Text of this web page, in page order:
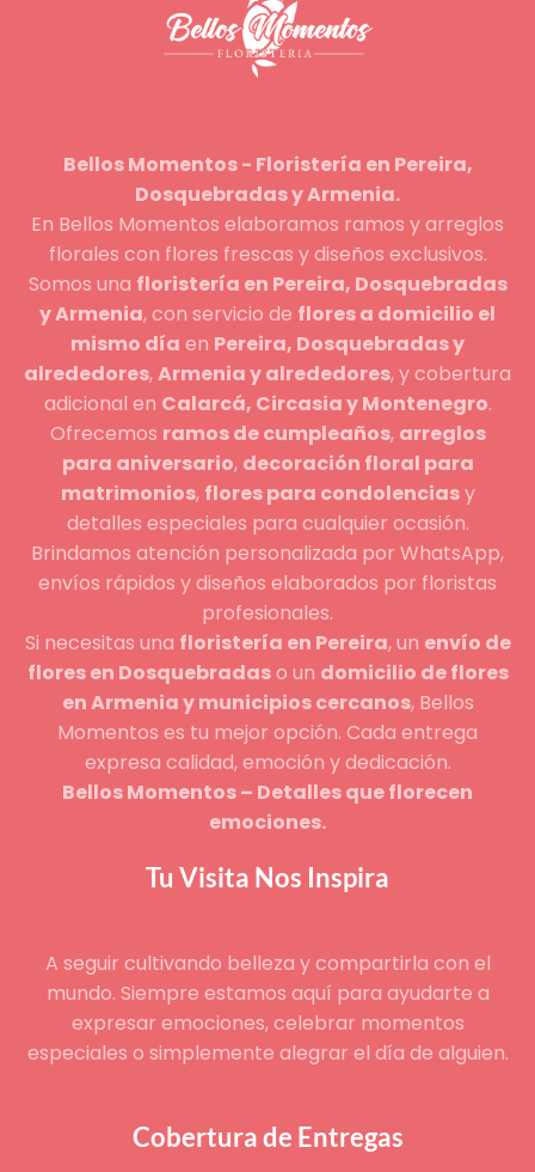
Bellos Momentos - Floristería en Pereira,
Dosquebradas y Armenia.
En Bellos Momentos elaboramos ramos y arreglos
florales con flores frescas y diseños exclusivos.
Somos una floristería en Pereira, Dosquebradas
y Armenia, con servicio de flores a domicilio el
mismo día en Pereira, Dosquebradas y
alrededores,Armenia y alrededores, y cobertura
adicional en Calarcá, Circasia y Montenegro.
Ofrecemos ramos de cumpleaños, arreglos
para aniversario, decoración floral para
matrimonios, flores para condolenciasy
detalles especiales para cualquier ocasión.
Brindamos atención personalizada por WhatsApp,
envíos rápidos y diseños elaborados por floristas
profesionales.
Si necesitas una floristería en Pereira, un envío de
flores en Dosquebradaso un domicilio de flores
en Armenia y municipios cercanos, Bellos
Momentos es tu mejor opción. Cada entrega
expresa calidad, emoción y dedicación.
Bellos Momentos – Detalles que florecen
emociones.
Tu Visita Nos Inspira
A seguir cultivando belleza y compartirla con el
mundo. Siempre estamos aquí para ayudarte a
expresar emociones, celebrar momentos
especiales o simplemente alegrar el día de alguien.
Cobertura de Entregas